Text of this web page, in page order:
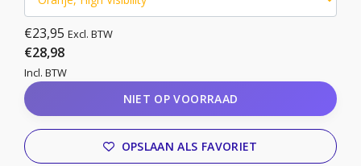
€23,95 Excl. BTW
€28,98
Incl. BTW
NIET OP VOORRAAD
OPSLAAN ALS FAVORIET